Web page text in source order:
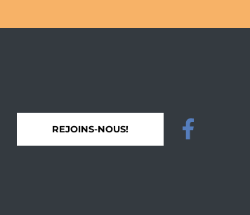
REJOINS-NOUS!